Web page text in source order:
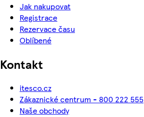
Jak nakupovat
Registrace
Rezervace času
Oblíbené
Kontakt
itesco.cz
Zákaznické centrum - 800 222 555
Naše obchody